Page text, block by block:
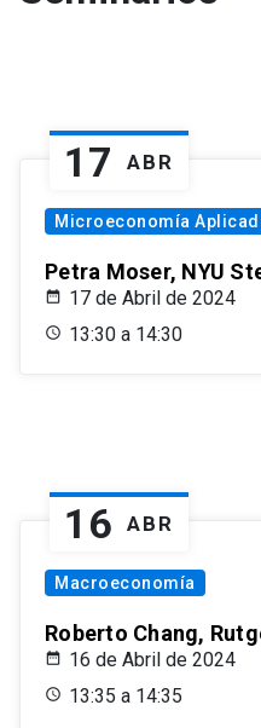
17 ABR
Microeconomía
Petra Moser, NYU
17 de Abril de 2024
13:30 a 14:30
16 ABR
Macroeconomía
Roberto Chang,
16 de Abril de 2024
13:35 a 14:35